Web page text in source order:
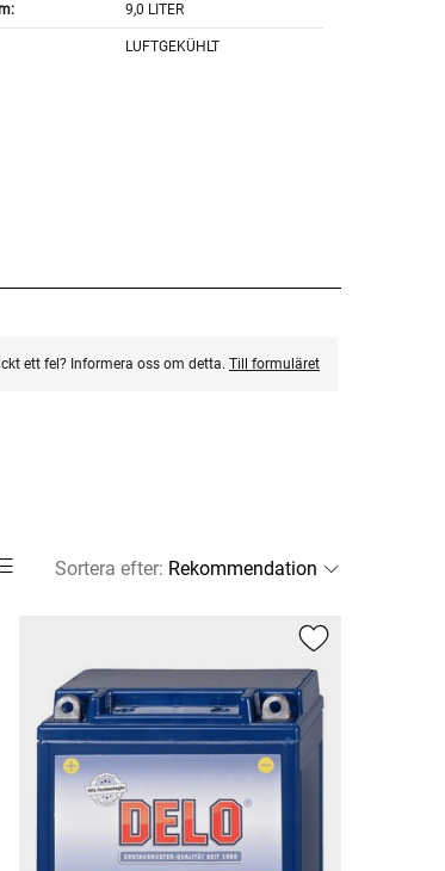
9,0 LITER
LUFTGEKÜHLT
ett fel? Informera oss om detta. Till formuläret
Sortera efter: